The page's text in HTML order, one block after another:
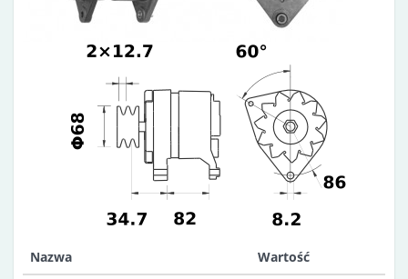
Nazwa
Wartość